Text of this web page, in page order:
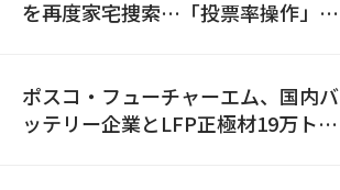
を再度家宅捜索…「投票率操作」の
ポスコ・フューチャーエム、国内バ
ッテリー企業とLFP正極材19万トン